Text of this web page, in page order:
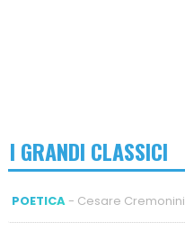
I GRANDI CLASSICI
POETICA- Cesare Cremonini